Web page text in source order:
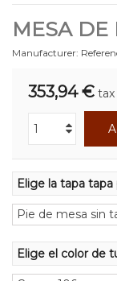
MESA DE
Manufacturer:
353,94 € tax
Elige la tapa
Elige el color de